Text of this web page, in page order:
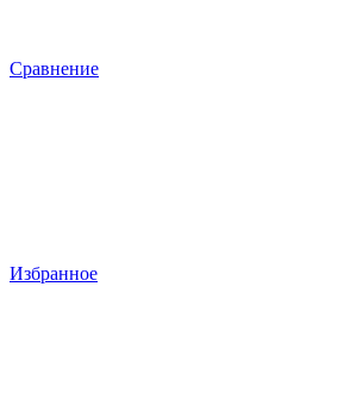
Сравнение
Избранное